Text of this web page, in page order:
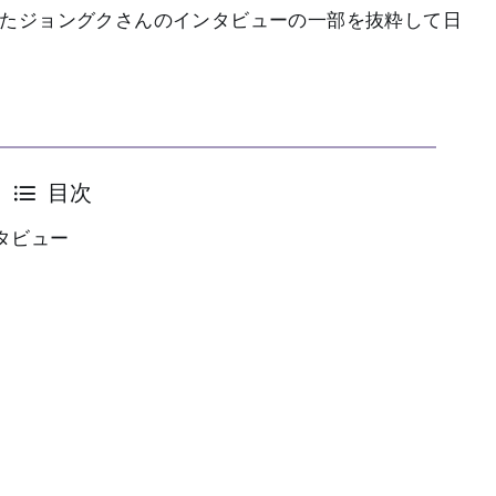
ジョングクさんのインタビューの一部を抜粋して日
目次
ビュー